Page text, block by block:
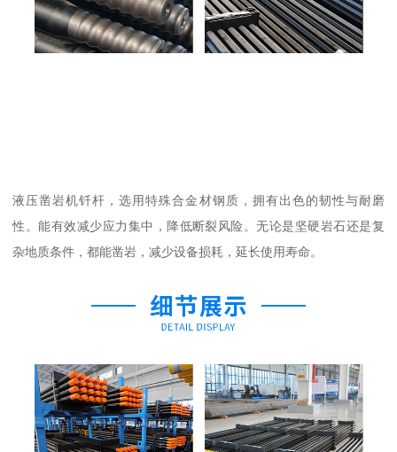
液压凿岩机钎杆，选用特殊合金材钢质，拥有出色的韧性与耐磨
性。能有效减少应力集中，降低断裂风险。无论是坚硬岩石还是复
杂地质条件，都能凿岩，减少设备损耗，延长使用寿命。​